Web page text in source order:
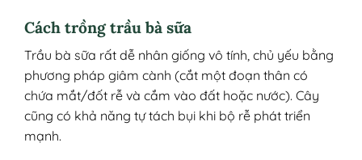
Cách trồng trầu bà sữa
Trầu bà sữa rất dễ nhân giống vô tính, chủ yếu bằng
phương pháp giâm cành (cắt một đoạn thân có
chứa mắt/đốt rễ và cắm vào đất hoặc nước). Cây
cũng có khả năng tự tách bụi khi bộ rễ phát triển
mạnh.